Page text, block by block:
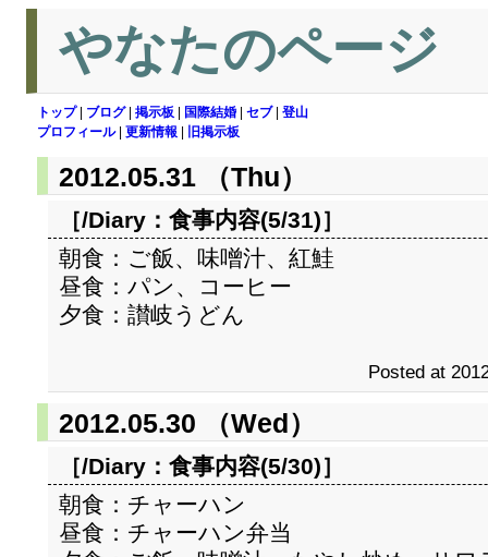
やなたのページ
トップ| ブログ| 掲示板 国際結婚 セブ| 登山
プロフィール| 更新情報 旧掲示板
2012.05.31 （Thu）
［/Diary： 食事内容(5/31)］
朝食：ご飯、味噌汁、紅鮭
昼食：パン、コーヒー
夕食：讃岐うどん
Posted at
2012.05.30 （Wed）
［/Diary： 食事内容(5/30)］
朝食：チャーハン
昼食：チャーハン弁当